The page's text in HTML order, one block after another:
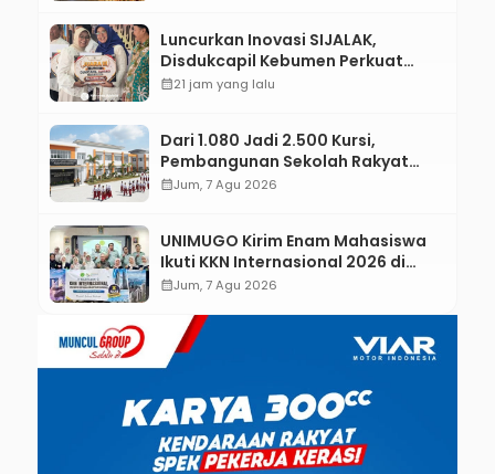
Luncurkan Inovasi SIJALAK,
Disdukcapil Kebumen Perkuat
Jejaring Literasi Adminduk hingga
calendar_month21 jam yang lalu
Dari 1.080 Jadi 2.500 Kursi,
Pembangunan Sekolah Rakyat
Kebumen Ditargetkan Mulai
calendar_monthJum, 7 Agu 2026
UNIMUGO Kirim Enam Mahasiswa
Ikuti KKN Internasional 2026 di
ASEAN dan Hong Kong
calendar_monthJum, 7 Agu 2026